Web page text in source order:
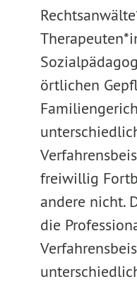
örtlichen
freiwillig
andere nicht.
die